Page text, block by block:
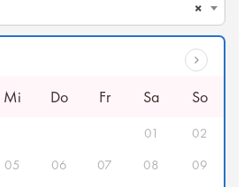
×
Mi Do Fr Sa So
01
02
05 06 07 08
09